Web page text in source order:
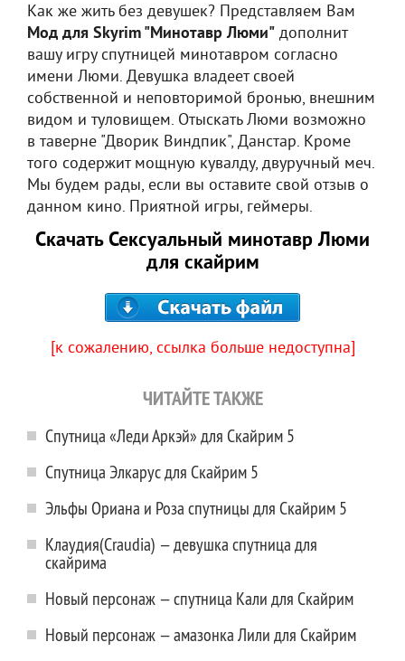
Как же жить без девушек? Представляем Вам
Мод для Skyrim "Минотавр Люми" дополнит
вашу игру спутницей минотавром согласно
имени Люми. Девушка владеет своей
собственной и неповторимой бронью, внешним
видом и туловищем. Отыскать Люми возможно
в таверне "Дворик Виндпик", Данстар. Кроме
того содержит мощную кувалду, двуручный меч.
Мы будем рады, если вы оставите свой отзыв о
данном кино. Приятной игры, геймеры.
Скачать Сексуальный минотавр Люми
для скайрим
[к сожалению, ссылка больше недоступна]
ЧИТАЙТЕ ТАКЖЕ
Спутница «Леди Аркэй» для Скайрим 5
Спутница Элкарус для Скайрим 5
Эльфы Ориана и Роза спутницы для Скайрим 5
Клаудия(Craudia) — девушка спутница для
скайрима
Новый персонаж — спутница Кали для Скайрим
Новый персонаж — амазонка Лили для Скайрим